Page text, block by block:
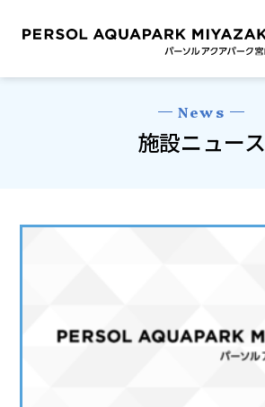
content
News
施設ニュース